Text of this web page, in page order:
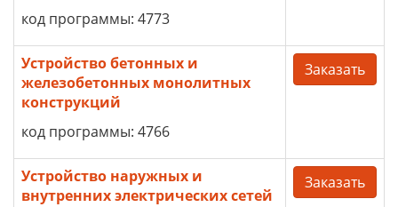
код программы: 4773
Устройство бетонных и
железобетонных монолитных
конструкций
код программы: 4766
Заказать
Устройство наружных и
внутренних электрических сетей
Заказать